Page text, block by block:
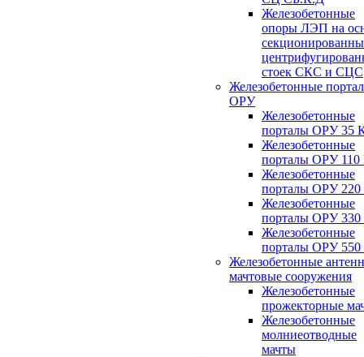
Железобетонные
опоры ЛЭП на
стоек СКС и СЦС
Железобетонные
ОРУ
Железобетонные
порталы ОРУ 35
Железобетонные
порталы ОРУ
Железобетонные
порталы ОРУ
Железобетонные
порталы ОРУ
Железобетонные
порталы ОРУ
Железобетонные
мачтовые сооружения
Железобетонные
прожекторные
Железобетонные
молниеотводные
мачты